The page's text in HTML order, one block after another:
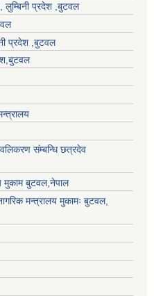
लुम्बिनी प्रदेश ,बुटवल
प्रदेश ,बुटवल
संम्बन्धि छत्रदेव
मुकाम बुटवल,नेपाल
मन्त्रालय मुकामः बुटवल,